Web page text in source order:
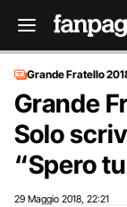
Grande Fratello
Grande
Solo
“Spero
29 Maggio 2018 22:21